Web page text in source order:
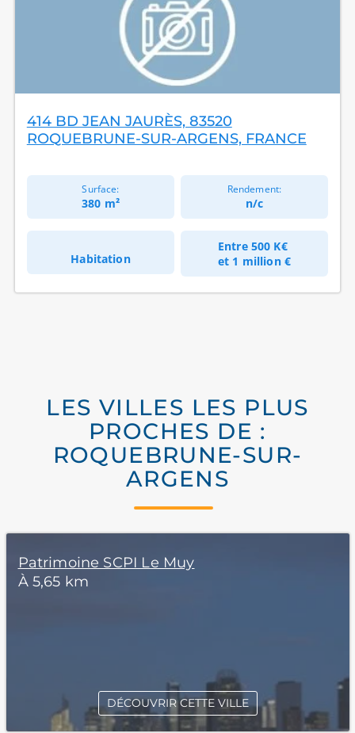
414 BD JEAN JAURÈS, 83520
ROQUEBRUNE-SUR-ARGENS, FRANCE
Surface:
380 m²
Rendement:
n/c
Habitation
Entre 500 K€
et 1 million €
LES VILLES LES PLUS
PROCHES DE :
ROQUEBRUNE-SUR-
ARGENS
Patrimoine SCPI Le Muy
À 5,65 km
DÉCOUVRIR CETTE VILLE